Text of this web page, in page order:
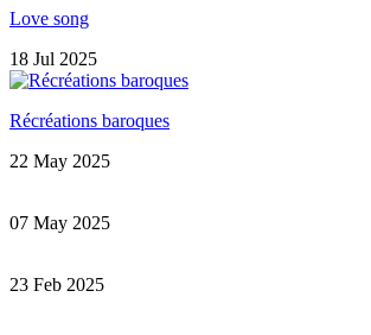
Love song
18 Jul 2025
Récréations baroques
22 May 2025
07 May 2025
23 Feb 2025